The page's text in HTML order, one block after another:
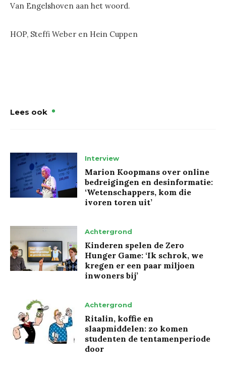
Van Engelshoven aan het woord.
HOP, Steffi Weber en Hein Cuppen
Lees ook
Interview
Marion Koopmans over online
bedreigingen en desinformatie:
‘Wetenschappers, kom die
ivoren toren uit’
Achtergrond
Kinderen spelen de Zero
Hunger Game: ‘Ik schrok, we
kregen er een paar miljoen
inwoners bij’
Achtergrond
Ritalin, koffie en
slaapmiddelen: zo komen
studenten de tentamenperiode
door